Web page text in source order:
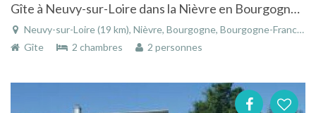
Gîte à Neuvy-sur-Loire dans la Nièvre en Bourgogne dans un hameau au calme
Neuvy-sur-Loire (19 km), Nièvre, Bourgogne, Bourgogne-Franche-Comté, France
Gîte
2 chambres 2 personnes